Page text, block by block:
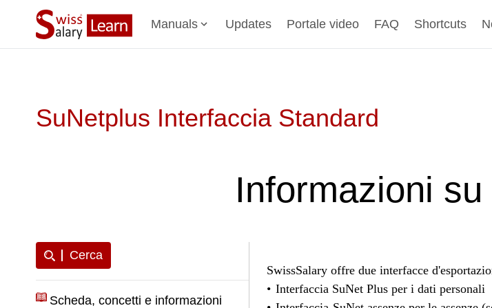
Manuals Updates Portale video FAQ Shortcuts
SuNetplus Interfaccia Standard
Informazioni